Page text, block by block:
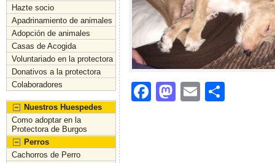
Hazte socio
Apadrinamiento de animales
Adopción de animales
Casas de Acogida
Voluntariado en la protectora
Donativos a la protectora
Colaboradores
Nuestros Huespedes
Como adoptar en la
Protectora de Burgos
Perros
Cachorros de Perro
F
M
E